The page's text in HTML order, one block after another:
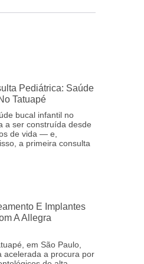
Pediátrica: Saúde
Tatuapé
bucal infantil no
a ser construída desde
de vida — e,
a primeira consulta
E Implantes
A Allegra
em São Paulo,
acelerada a procura por